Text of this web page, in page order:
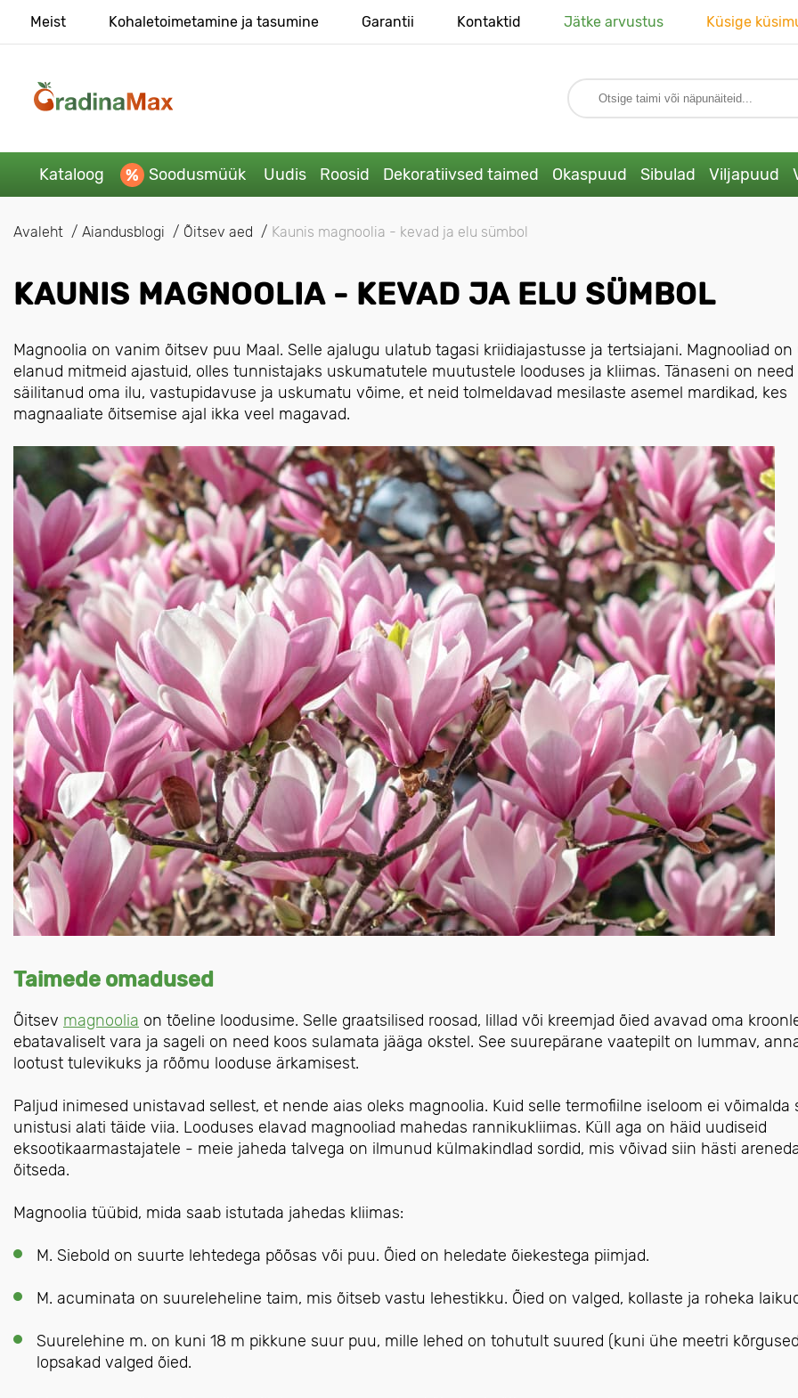
Meist Kohaletoimetamine ja tasumine Garantii Kontaktid Jätke arvustus Küsige
Kataloog Soodusmüük Uudis Roosid Dekoratiivsed taimed Okaspuud Sibulad Viljapuud
Avaleht Aiandusblogi Õitsev aed Kaunis magnoolia - kevad ja elu sümbol
KAUNIS MAGNOOLIA - KEVAD JA ELU SÜMBOL
Magnoolia on vanim õitsev puu Maal. Selle ajalugu ulatub tagasi kriidiajastusse ja tertsiajani. Magnooliad on
elanud mitmeid ajastuid, olles tunnistajaks uskumatutele muutustele looduses ja kliimas. Tänaseni on need
säilitanud oma ilu, vastupidavuse ja uskumatu võime, et neid tolmeldavad mesilaste asemel mardikad, kes
magnaaliate õitsemise ajal ikka veel magavad.
Taimede omadused
Õitsev magnoolia on tõeline loodusime. Selle graatsilised roosad, lillad või kreemjad õied avavad oma
ebatavaliselt vara ja sageli on need koos sulamata jääga okstel. See suurepärane vaatepilt on lummav,
lootust tulevikuks ja rõõmu looduse ärkamisest.
Paljud inimesed unistavad sellest, et nende aias oleks magnoolia. Kuid selle termofiilne iseloom ei võimalda
unistusi alati täide viia. Looduses elavad magnooliad mahedas rannikukliimas. Küll aga on häid uudiseid
eksootikaarmastajatele - meie jaheda talvega on ilmunud külmakindlad sordid, mis võivad siin hästi
õitseda.
Magnoolia tüübid, mida saab istutada jahedas kliimas:
M. Siebold on suurte lehtedega põõsas või puu. Õied on heledate õiekestega piimjad.
M. acuminata on suureleheline taim, mis õitseb vastu lehestikku. Õied on valged, kollaste ja roheka
Suurelehine m. on kuni 18 m pikkune suur puu, mille lehed on tohutult suured (kuni ühe meetri
lopsakad valged õied.